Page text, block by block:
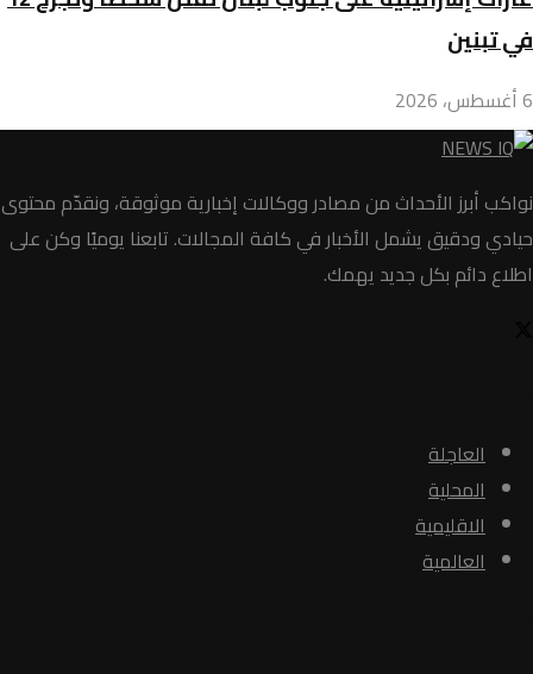
في تبنين
6 أغسطس، 2026
نواكب أبرز الأحداث من مصادر ووكالات إخبارية موثوقة، ونقدّم محتوى
حيادي ودقيق يشمل الأخبار في كافة المجالات. تابعنا يوميًا وكن على
اطلاع دائم بكل جديد يهمك.
العاجلة
المحلية
الاقليمية
العالمية